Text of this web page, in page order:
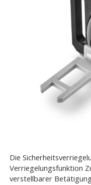
Die
Verriegelungsfunktion
verstellbarer